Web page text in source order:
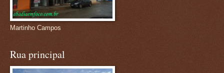
Martinho Campos
Rua principal